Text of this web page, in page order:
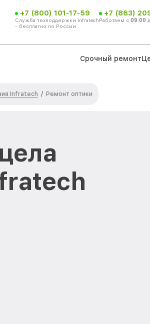
+7 (800) 101-17-59
Служба техподдержки Infratech
- бесплатно по России
+7 (863)
Работаем с 09:00
Срочный ремонт
Infratech / Ремонт оптики